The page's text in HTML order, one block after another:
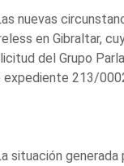
nuevas
en Gibraltar,
del Grupo
expediente 213/
situación generada